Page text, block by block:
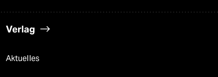
Verlag
Aktuelles